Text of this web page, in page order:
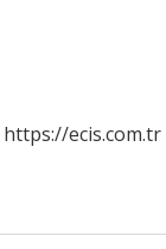
https://ecis.com.tr